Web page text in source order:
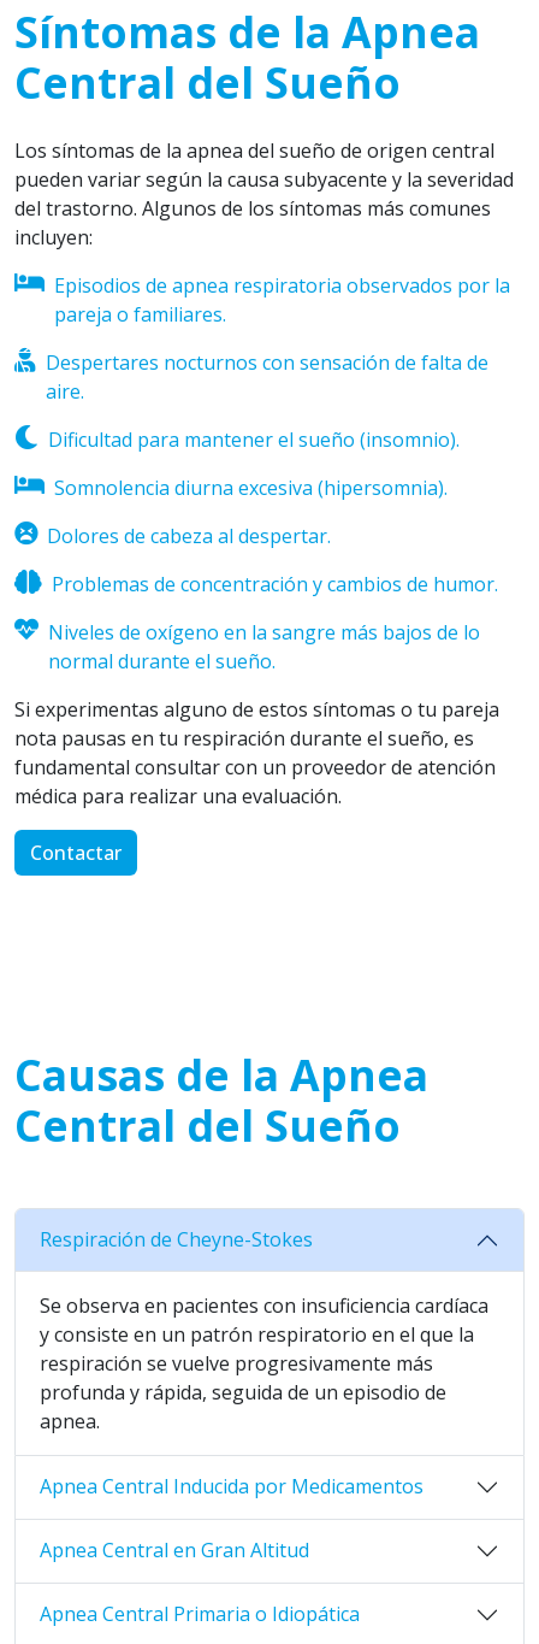
Síntomas de la Apnea
Central del Sueño
Los síntomas de la apnea del sueño de origen central
pueden variar según la causa subyacente y la severidad
del trastorno. Algunos de los síntomas más comunes
incluyen:
Episodios de apnea respiratoria observados por la
pareja o familiares.
Despertares nocturnos con sensación de falta de
aire.
Dificultad para mantener el sueño (insomnio).
Somnolencia diurna excesiva (hipersomnia).
Dolores de cabeza al despertar.
Problemas de concentración y cambios de humor.
Niveles de oxígeno en la sangre más bajos de lo
normal durante el sueño.
Si experimentas alguno de estos síntomas o tu pareja
nota pausas en tu respiración durante el sueño, es
fundamental consultar con un proveedor de atención
médica para realizar una evaluación.
Contactar
Causas de la Apnea
Central del Sueño
Respiración de Cheyne-Stokes
Se observa en pacientes con insuficiencia cardíaca
y consiste en un patrón respiratorio en el que la
respiración se vuelve progresivamente más
profunda y rápida, seguida de un episodio de
apnea.
Apnea Central Inducida por Medicamentos
Apnea Central en Gran Altitud
Apnea Central Primaria o Idiopática